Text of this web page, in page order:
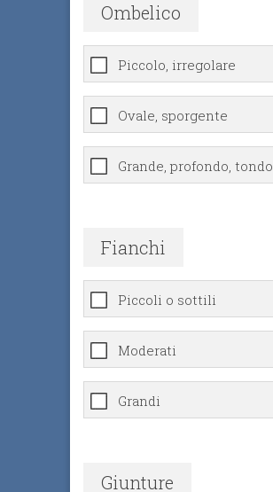
Ombelico
Piccolo, irregolare
Ovale, sporgente
Grande, profondo, tondo
Fianchi
Piccoli o sottili
Moderati
Grandi
Giunture